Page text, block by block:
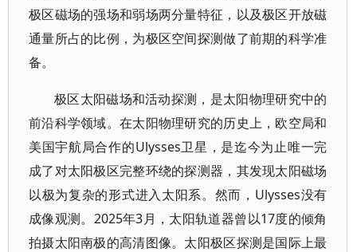
极区磁场的强场和弱场两分量特征，以及极区开放磁
通量所占的比例，为极区空间探测做了前期的科学准
备。
极区太阳磁场和活动探测，是太阳物理研究中的
前沿科学领域。在太阳物理研究的历史上，欧空局和
美国宇航局合作的Ulysses卫星，是迄今为止唯一完
成了对太阳极区完整环绕的探测器，其发现太阳磁场
以极为复杂的形式进入太阳系。然而，Ulysses没有
成像观测。2025年3月，太阳轨道器曾以17度的倾角
拍摄太阳南极的高清图像。太阳极区探测是国际上最